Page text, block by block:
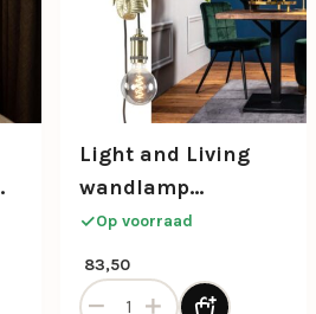
Ilanio hout met metaal aantal
Light and Living
wandlamp
Elephant licht goud
Op voorraad
83,50
Light and Living